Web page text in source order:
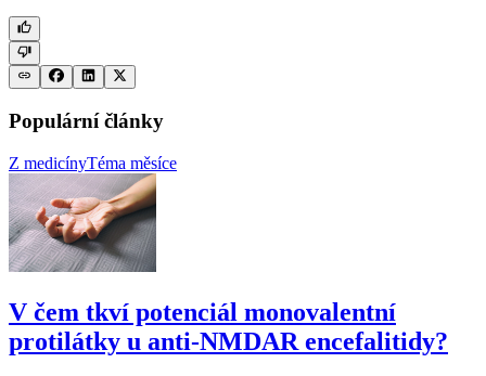
Populární články
Z medicínyTéma měsíce
V čem tkví potenciál monovalentní
protilátky u anti-NMDAR encefalitidy?